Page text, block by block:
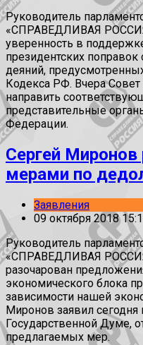
Руководитель
«СПРАВЕДЛИВАЯ
уверенность в
президентских
деяний,
Кодекса РФ. Вчера
направить
представительные
Федерации.
Сергей Миронов
мерами по
Заявления
09 октября 2018
Руководитель
«СПРАВЕДЛИВАЯ
разочарован
экономического блока
зависимости нашей
Миронов заявил сегодня
Государственной Думе,
предлагаемых мер.